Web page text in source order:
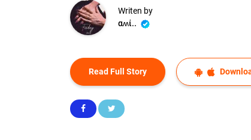
Writen by
︎︎αʍί..
Read Full Story